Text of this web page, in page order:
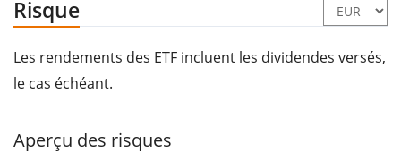
Risque
Les rendements des ETF incluent les dividendes versés,
le cas échéant.
Aperçu des risques